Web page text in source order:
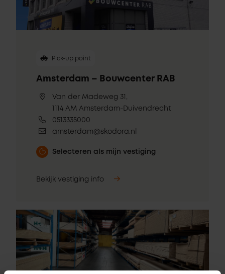
Pick-up point
Amsterdam – Bouwcenter RAB
Van der Madeweg 31,
1114 AM Amsterdam-Duivendrecht
0513335000
amsterdam@skodora.nl
Selecteren als mijn vestiging
Bekijk vestiging info